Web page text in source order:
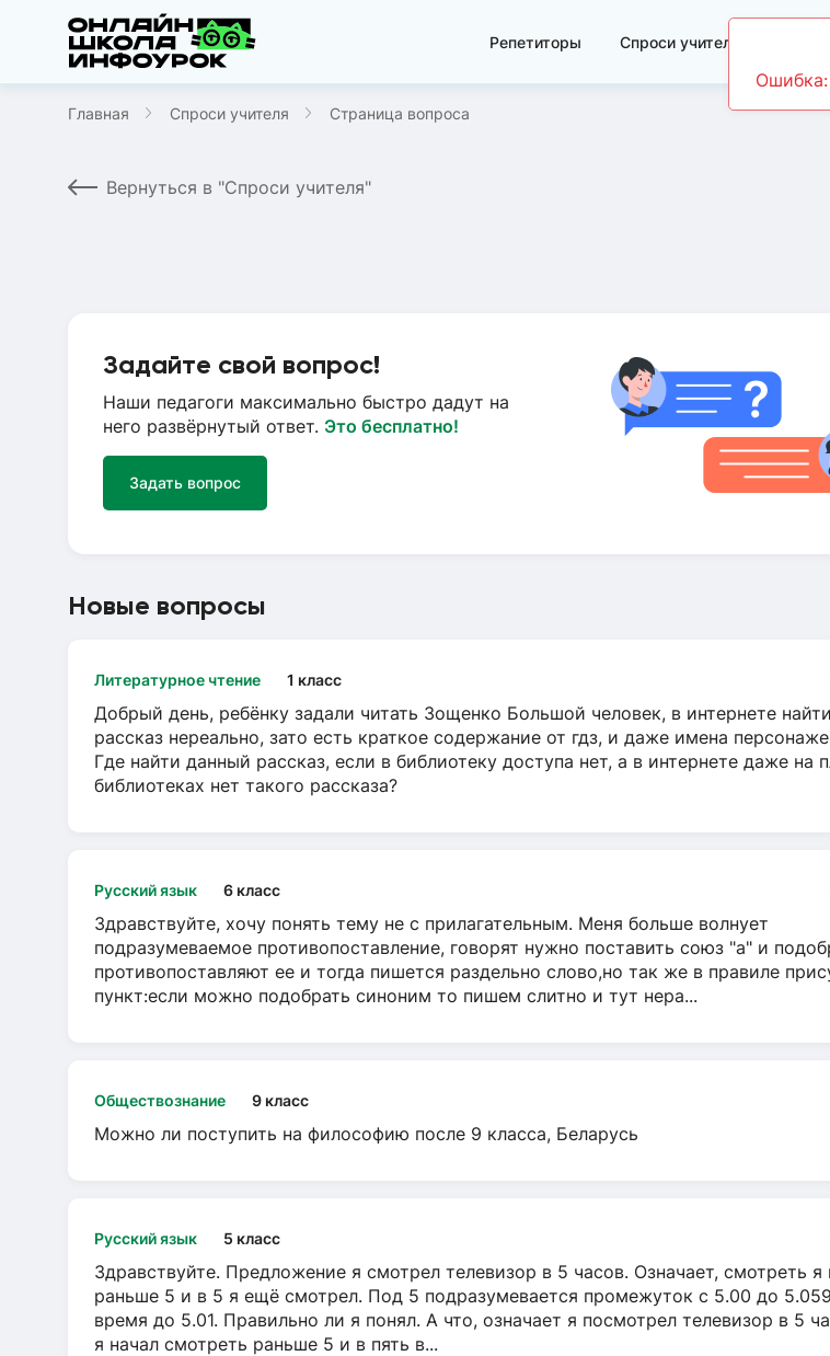
Репетиторы Спроси учителя
Главная Спроси учителя Страница вопроса
Вернуться в "Спроси учителя"
Задайте свой вопрос!
Наши педагоги максимально быстро дадут на
него развёрнутый ответ. Это бесплатно!
Задать вопрос
Новые вопросы
Литературное чтение 1 класс
Добрый день, ребёнку задали читать Зощенко Большой человек, в интернете
рассказ нереально, зато есть краткое содержание от гдз, и даже имена
Где найти данный рассказ, если в библиотеку доступа нет, а в интернете даже на
библиотеках нет такого рассказа?
Русский язык 6 класс
Здравствуйте, хочу понять тему не с прилагательным. Меня больше волнует
подразумеваемое противопоставление, говорят нужно поставить союз "а" и
противопоставляют ее и тогда пишется раздельно слово,но так же в правиле
пункт:если можно подобрать синоним то пишем слитно и тут нера...
Обществознание 9 класс
Можно ли поступить на философию после 9 класса, Беларусь
Русский язык 5 класс
Здравствуйте. Предложение я смотрел телевизор в 5 часов. Означает, смотреть я
раньше 5 и в 5 я ещё смотрел. Под 5 подразумевается промежуток с 5.00 до
время до 5.01. Правильно ли я понял. А что, означает я посмотрел телевизор в 5
я начал смотреть раньше 5 и в пять в...